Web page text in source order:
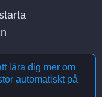
lära dig mer om
automatiskt på